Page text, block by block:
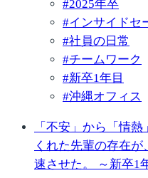
#2025年卒
#インサイドセ
#社員の日常
#チームワーク
#新卒1年目
#沖縄オフィス
「不安」から「情
くれた先輩の存在
速させた。 ～新卒1